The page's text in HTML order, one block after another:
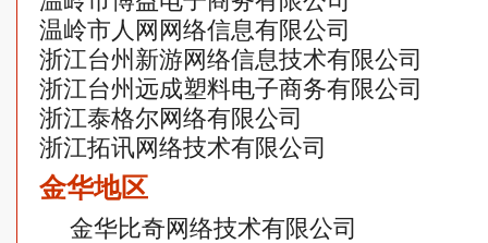
温岭市人网网络信息有限公司
浙江台州新游网络信息技术有限公司
浙江台州远成塑料电子商务有限公司
浙江泰格尔网络有限公司
浙江拓讯网络技术有限公司
金华地区
金华比奇网络技术有限公司